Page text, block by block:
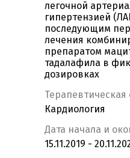
легочной
гипертензией
последующим
лечения
препаратом
тадалафила в
дозировках
Терапевтическая
Кардиология
Дата начала и
15.11.2019 -